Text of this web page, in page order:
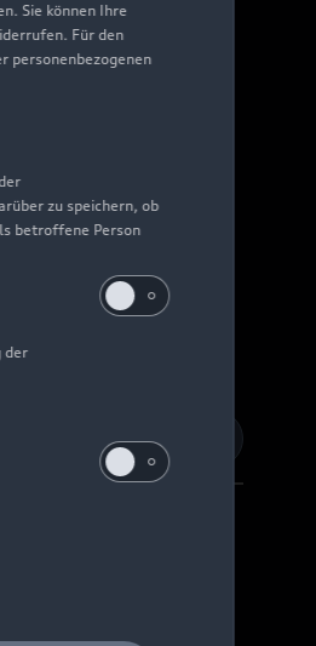
Sie können Ihre
Für den
personenbezogenen
zu speichern, ob
betroffene Person
der